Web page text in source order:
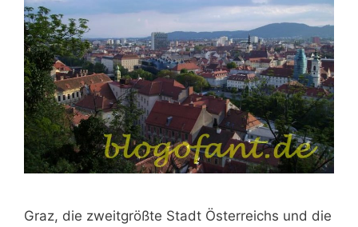
Graz, die zweitgrößte Stadt Österreichs und die